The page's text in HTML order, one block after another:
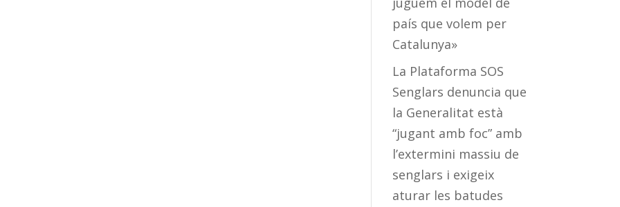
país que volem per
Catalunya»
La Plataforma SOS
Senglars denuncia que
la Generalitat està
“jugant amb foc” amb
l’extermini massiu de
senglars i exigeix
aturar les batudes